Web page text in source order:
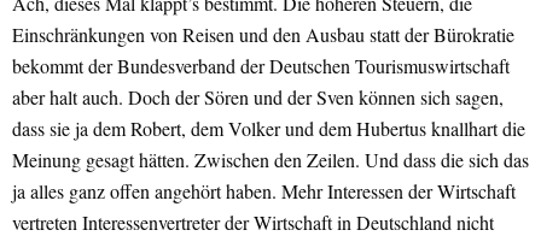
Einschränkungen von Reisen und den Ausbau statt der Bürokratie
bekommt der Bundesverband der Deutschen Tourismuswirtschaft
aber halt auch. Doch der Sören und der Sven können sich sagen,
dass sie ja dem Robert, dem Volker und dem Hubertus knallhart die
Meinung gesagt hätten. Zwischen den Zeilen. Und dass die sich das
ja alles ganz offen angehört haben. Mehr Interessen der Wirtschaft
vertreten Interessenvertreter der Wirtschaft in Deutschland nicht